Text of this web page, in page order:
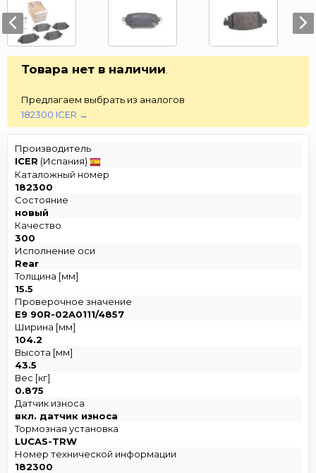
Товара нет в наличии
Предлагаем выбрать из аналогов
182300 ICER →
Производитель
ICER (Испания)
Каталожный номер
182300
Состояние
новый
Качество
300
Исполнение оси
Rear
Толщина [мм]
15.5
Проверочное значение
E9 90R-02A0111/4857
Ширина [мм]
104.2
Высота [мм]
43.5
Вес [кг]
0.875
Датчик износа
вкл. датчик износа
Тормозная установка
LUCAS-TRW
Номер технической информации
182300